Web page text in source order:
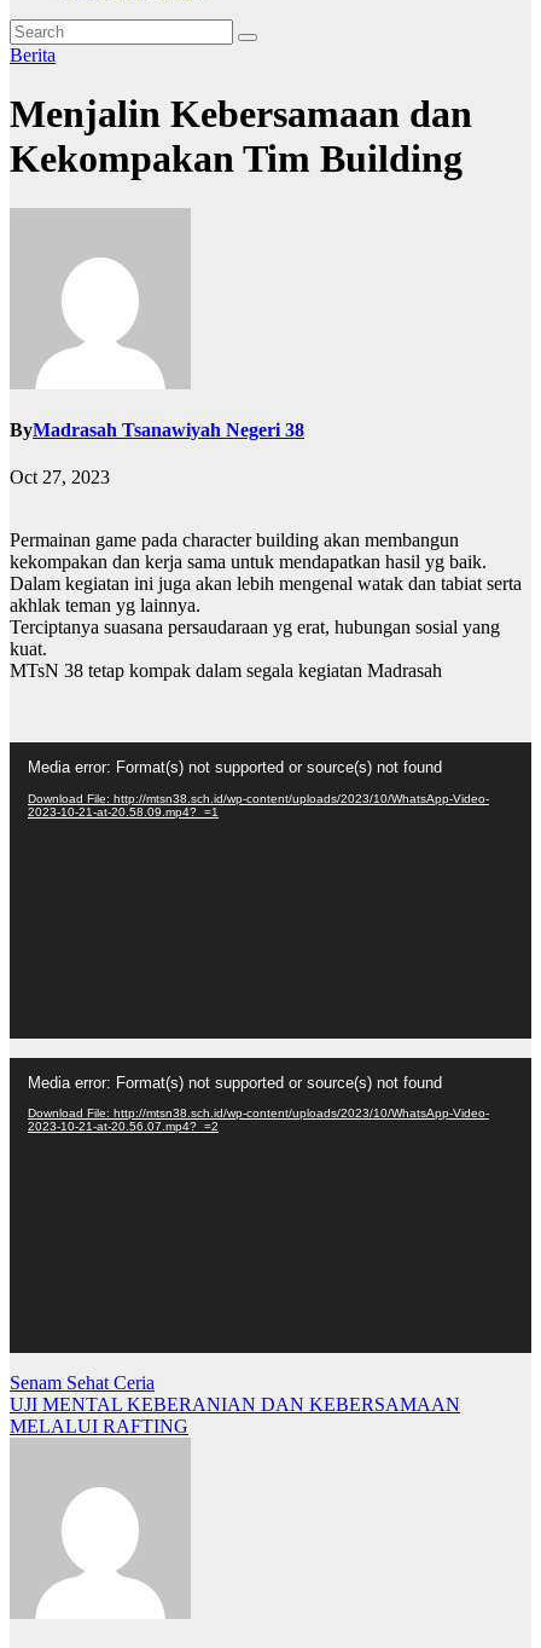
Berita
Menjalin Kebersamaan dan
Kekompakan Tim Building
ByMadrasah Tsanawiyah Negeri 38
Oct 27, 2023
Permainan game pada character building akan membangun
kekompakan dan kerja sama untuk mendapatkan hasil yg baik.
Dalam kegiatan ini juga akan lebih mengenal watak dan tabiat serta
akhlak teman yg lainnya.
Terciptanya suasana persaudaraan yg erat, hubungan sosial yang
kuat.
MTsN 38 tetap kompak dalam segala kegiatan Madrasah
Player
Media error: Format(s) not supported or source(s) not found
Download File: http://mtsn38.sch.id/wp-content/uploads/2023/10/WhatsApp-Video-
2023-10-21-at-20.58.09.mp4?_=1
Player
Media error: Format(s) not supported or source(s) not found
Download File: http://mtsn38.sch.id/wp-content/uploads/2023/10/WhatsApp-Video-
2023-10-21-at-20.56.07.mp4?_=2
Post
navigation
Senam Sehat Ceria
UJI MENTAL KEBERANIAN DAN KEBERSAMAAN
MELALUI RAFTING